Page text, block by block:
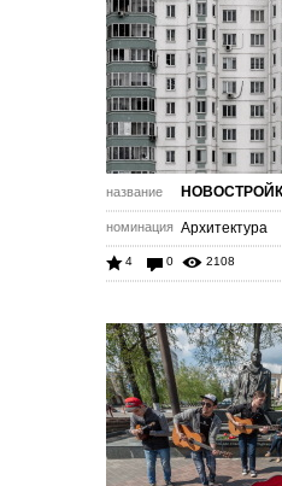
название
номинация Архитектура
4 0 2108